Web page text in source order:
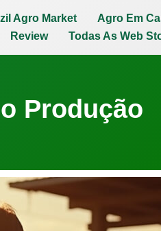
Agro Market
Agro Em
Review
Todas As Web
Produção